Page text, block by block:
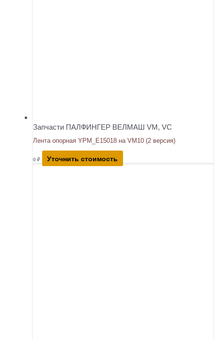
Запчасти ПАЛФИНГЕР ВЕЛМАШ VM, VC
Лента опорная YPM_E15018 на VM10 (2 версия)
0 ₽ Уточнить стоимость